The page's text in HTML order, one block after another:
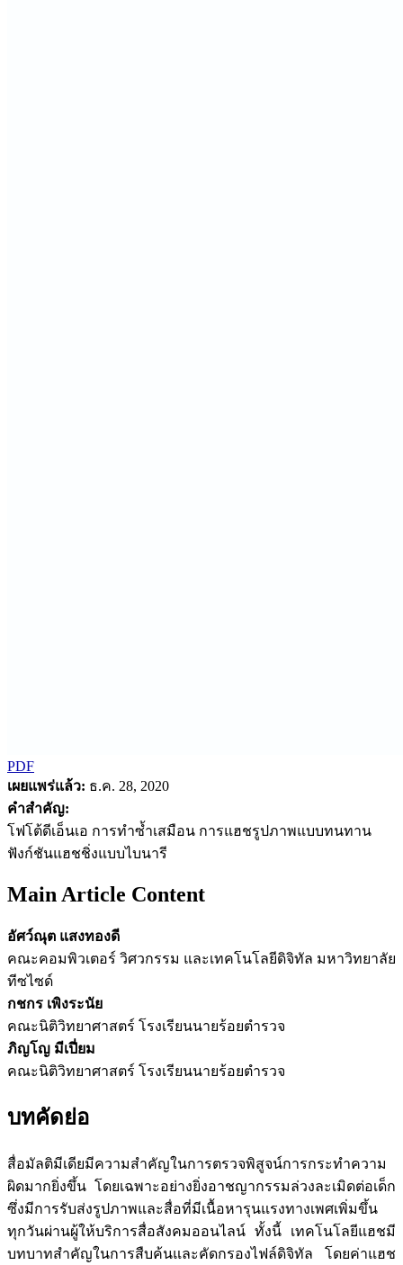
PDF
เผยแพร่แล้ว: ธ.ค. 28, 2020
คำสำคัญ:
โฟโต้ดีเอ็นเอ การทำซ้ำเสมือน การแฮชรูปภาพแบบทนทาน
ฟังก์ชันแฮชชิ่งแบบไบนารี
Main Article Content
อัศว์ณุต แสงทองดี
คณะคอมพิวเตอร์ วิศวกรรม และเทคโนโลยีดิจิทัล มหาวิทยาลัย
ทีซไซด์
กชกร เพิงระนัย
คณะนิติวิทยาศาสตร์ โรงเรียนนายร้อยตำรวจ
ภิญโญ มีเปี่ยม
คณะนิติวิทยาศาสตร์ โรงเรียนนายร้อยตำรวจ
บทคัดย่อ
สื่อมัลติมีเดียมีความสำคัญในการตรวจพิสูจน์การกระทำความ
ผิดมากยิ่งขึ้น โดยเฉพาะอย่างยิ่งอาชญากรรมล่วงละเมิดต่อเด็ก
ซึ่งมีการรับส่งรูปภาพและสื่อที่มีเนื้อหารุนแรงทางเพศเพิ่มขึ้น
ทุกวันผ่านผู้ให้บริการสื่อสังคมออนไลน์ ทั้งนี้ เทคโนโลยีแฮชมี
บทบาทสำคัญในการสืบค้นและคัดกรองไฟล์ดิจิทัล โดยค่าแฮช